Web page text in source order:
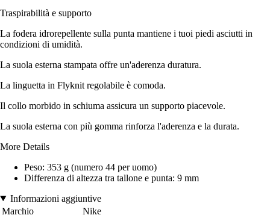
Traspirabilità e supporto
La fodera idrorepellente sulla punta mantiene i tuoi piedi asciutti in
condizioni di umidità.
La suola esterna stampata offre un'aderenza duratura.
La linguetta in Flyknit regolabile è comoda.
Il collo morbido in schiuma assicura un supporto piacevole.
La suola esterna con più gomma rinforza l'aderenza e la durata.
More Details
Peso: 353 g (numero 44 per uomo)
Differenza di altezza tra tallone e punta: 9 mm
Informazioni aggiuntive
Marchio
Nike